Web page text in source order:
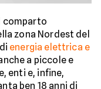
comparto
zona Nordest del
energia elettrica e
a piccole e
enti e, infine,
ben 18 anni di